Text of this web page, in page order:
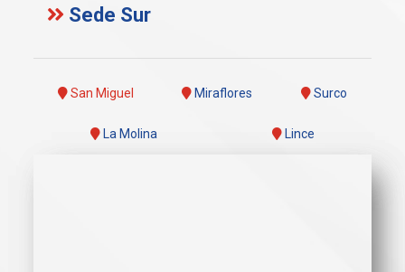
Sede Sur
San Miguel Miraflores Surco
La Molina Lince